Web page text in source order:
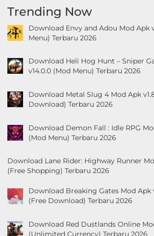
Trending Now
Download Envy and Adou Mod Apk
Menu) Terbaru 2026
Download Heli Hog Hunt – Sniper
v14.0.0 (Mod Menu) Terbaru 2026
Download Metal Slug 4 Mod Apk
Download) Terbaru 2026
Download Demon Fall : Idle RPG
(Mod Menu) Terbaru 2026
Download Lane Rider: Highway Runner
(Free Shopping) Terbaru 2026
Download Breaking Gates Mod Apk
(Free Download) Terbaru 2026
Download Red Dustlands Online
(Unlimited Currency) Terbaru 2026